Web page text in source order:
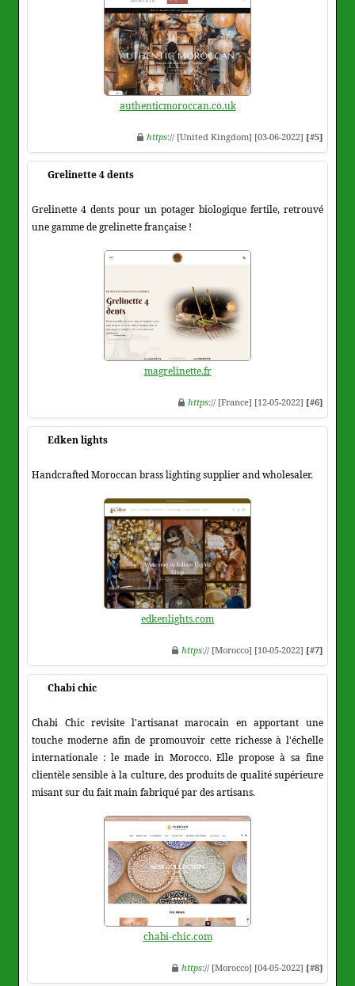
authenticmoroccan.co.uk
https:// [United Kingdom] [03-06-2022] [#5]
Grelinette 4 dents
Grelinette 4 dents pour un potager biologique fertile, retrouvé
une gamme de grelinette française !
magrelinette.fr
https:// [France] [12-05-2022] [#6]
Edken lights
Handcrafted Moroccan brass lighting supplier and wholesaler.
edkenlights.com
https:// [Morocco] [10-05-2022] [#7]
Chabi chic
Chabi Chic revisite l'artisanat marocain en apportant une
touche moderne afin de promouvoir cette richesse à l'échelle
internationale : le made in Morocco. Elle propose à sa fine
clientèle sensible à la culture, des produits de qualité supérieure
misant sur du fait main fabriqué par des artisans.
chabi-chic.com
https:// [Morocco] [04-05-2022] [#8]